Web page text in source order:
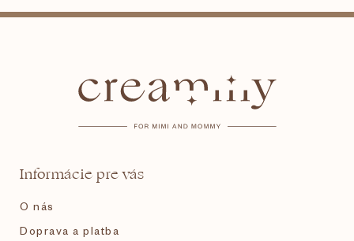
l
c
i
p
Informácie pre vás
O nás
Doprava a platba